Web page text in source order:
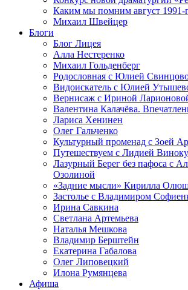
Каким мы помним август
Михаил Швейцер
Блоги
Блог Лицея
Алла Нестеренко
Михаил Гольденберг
Родословная с Юлией
Видоискатель с Юлией
Вернисаж с Ириной
Валентина Калачёва.
Лариса Хенинен
Олег Гальченко
Культурный променад с Зоей
Путешествуем с Лидией
Лазурный Берег без пафоса с
Озолиной
«Задние мысли» Кирилла
Застолье с Владимиром
Ирина Савкина
Светлана Артемьева
Наталья Мешкова
Владимир Берштейн
Екатерина Габалова
Олег Липовецкий
Илона Румянцева
Афиша